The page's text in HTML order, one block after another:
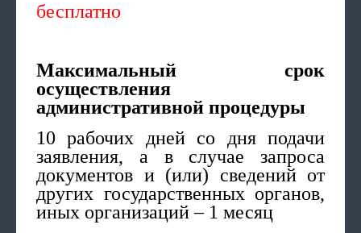
бесплатно
Максимальный срок
осуществления
административной процедуры
10 рабочих дней со дня подачи
заявления, а в случае запроса
документов и (или) сведений от
других государственных органов,
иных организаций – 1 месяц